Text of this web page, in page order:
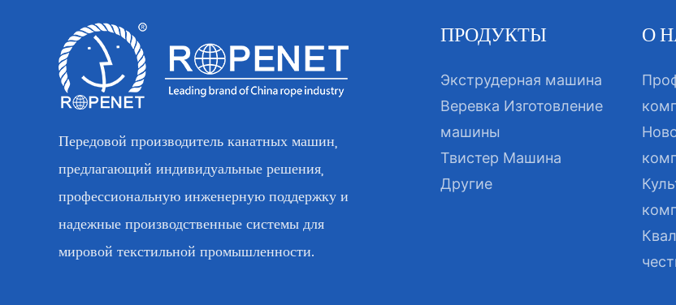
Передовой производитель канатных машин,
предлагающий индивидуальные решения,
профессиональную инженерную поддержку и
надежные производственные системы для
мировой текстильной промышленности.
ПРОДУКТЫ
Экструдерная машина
Веревка Изготовление
машины
Твистер Машина
Другие
О